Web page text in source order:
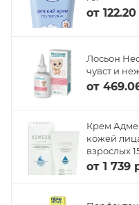
от
Лосьон
чувст и
от
Крем
кожей
взрослых
от 1 739